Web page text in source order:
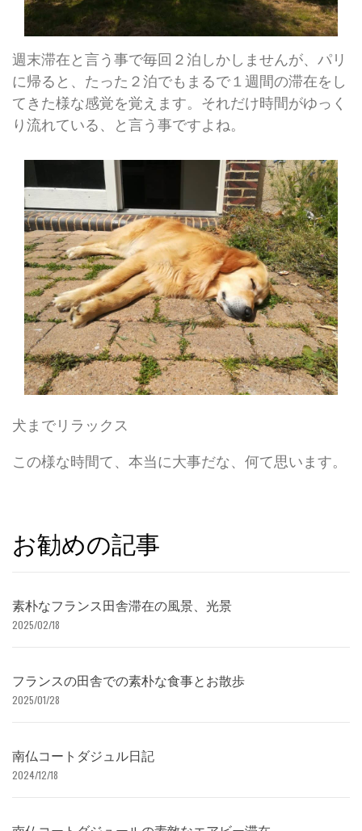
週末滞在と言う事で毎回２泊しかしませんが、パリ
に帰ると、たった２泊でもまるで１週間の滞在をし
てきた様な感覚を覚えます。それだけ時間がゆっく
り流れている、と言う事ですよね。
犬までリラックス
この様な時間て、本当に大事だな、何て思います。
お勧めの記事
素朴なフランス田舎滞在の風景、光景
2025/02/18
フランスの田舎での素朴な食事とお散歩
2025/01/28
南仏コートダジュル日記
2024/12/18